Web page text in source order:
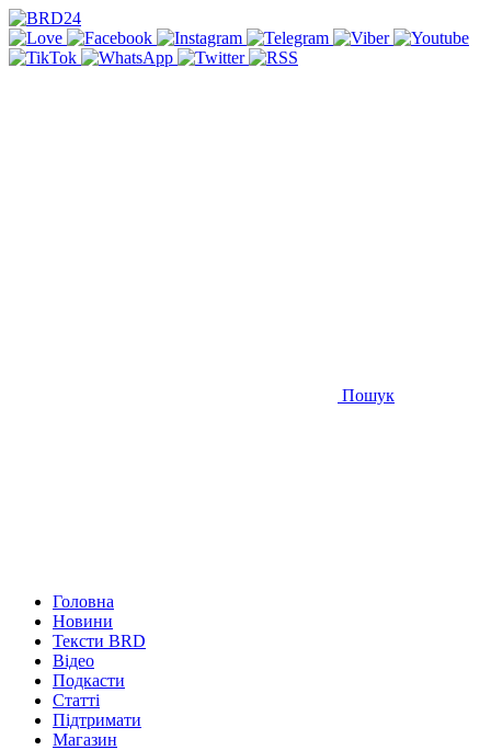
Пошук
Головна
Новини
Тексти BRD
Відео
Подкасти
Статті
Підтримати
Магазин